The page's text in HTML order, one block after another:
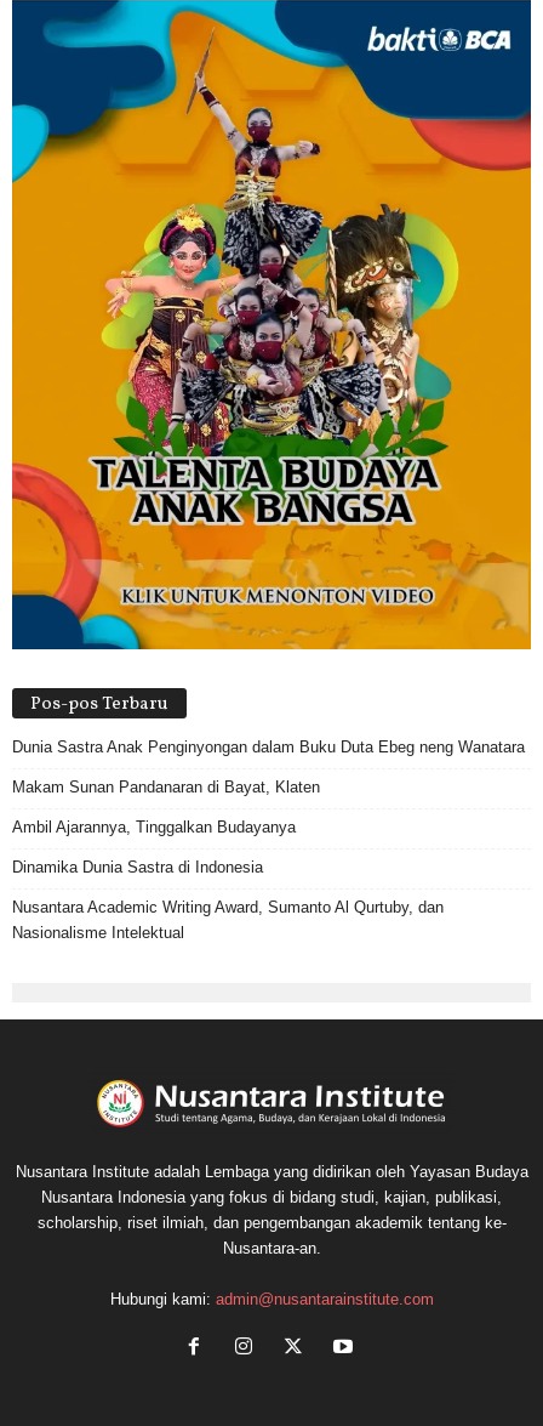
Pos-pos Terbaru
Dunia Sastra Anak Penginyongan dalam Buku Duta Ebeg neng Wanatara
Makam Sunan Pandanaran di Bayat, Klaten
Ambil Ajarannya, Tinggalkan Budayanya
Dinamika Dunia Sastra di Indonesia
Nusantara Academic Writing Award, Sumanto Al Qurtuby, dan
Nasionalisme Intelektual
Nusantara Institute adalah Lembaga yang didirikan oleh Yayasan Budaya
Nusantara Indonesia yang fokus di bidang studi, kajian, publikasi,
scholarship, riset ilmiah, dan pengembangan akademik tentang ke-
Nusantara-an.
Hubungi kami: admin@nusantarainstitute.com